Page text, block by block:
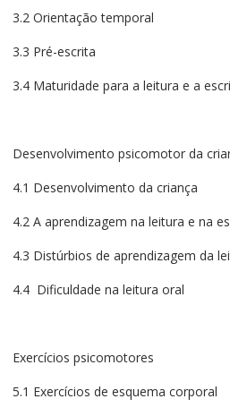
3.2 Orientação temporal
3.3 Pré-escrita
3.4 Maturidade para a leitura e a
Desenvolvimento psicomotor da
4.1 Desenvolvimento da criança
4.2 A aprendizagem na leitura e na
4.3 Distúrbios de aprendizagem da
4.4 Dificuldade na leitura oral
Exercícios psicomotores
5.1 Exercícios de esquema corporal